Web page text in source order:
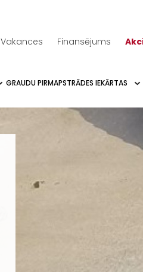
Vakances Finansējums
GRAUDU PIRMAPSTRĀDES IEKĀRTAS